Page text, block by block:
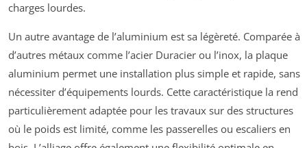
charges lourdes.
Un autre avantage de l’aluminium est sa légèreté. Comparée à
d’autres métaux comme l’acier Duracier ou l’inox, la plaque
aluminium permet une installation plus simple et rapide, sans
nécessiter d’équipements lourds. Cette caractéristique la rend
particulièrement adaptée pour les travaux sur des structures
où le poids est limité, comme les passerelles ou escaliers en